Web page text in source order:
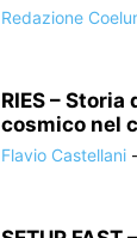
Redazione
RIES –
cosmico nel
Flavio Castellani -